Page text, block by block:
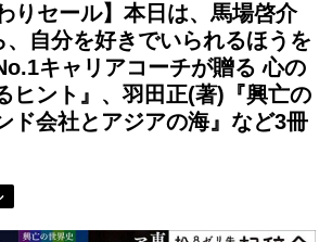
りセール】本日は、馬場啓介
、自分を好きでいられるほうを
キャリアコーチが贈る 心の
ヒント』、羽田正(著)『興亡の
会社とアジアの海』など3冊